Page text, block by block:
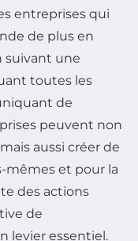
entreprises qui
de plus en
suivant une
toutes les
de
peuvent non
aussi créer de
mêmes et pour la
des actions
de
levier essentiel.